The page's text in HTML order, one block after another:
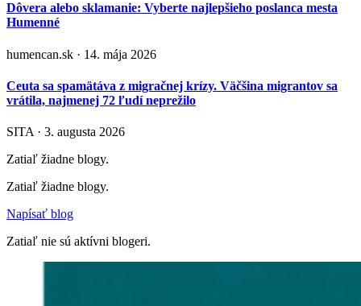
Dôvera alebo sklamanie: Vyberte najlepšieho poslanca mesta
Humenné
humencan.sk · 14. mája 2026
Ceuta sa spamätáva z migračnej krízy. Väčšina migrantov sa
vrátila, najmenej 72 ľudí neprežilo
SITA · 3. augusta 2026
Zatiaľ žiadne blogy.
Zatiaľ žiadne blogy.
Napísať blog
Zatiaľ nie sú aktívni blogeri.